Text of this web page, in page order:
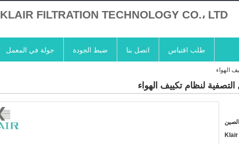
KLAIR FILTRATION TECHNOLOGY CO.، LTD
جولة في المعمل ضبط الجودة اتصل بنا طلب اقتباس
الهواء
لنظام تكييف الهواء
الصين
Klair